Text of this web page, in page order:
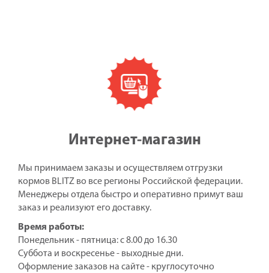
Интернет-магазин
Мы принимаем заказы и осуществляем отгрузки
кормов BLITZ во все регионы Российской федерации.
Менеджеры отдела быстро и оперативно примут ваш
заказ и реализуют его доставку.
Время работы:
Понедельник - пятница: с 8.00 до 16.30
Суббота и воскресенье - выходные дни.
Оформление заказов на сайте - круглосуточно